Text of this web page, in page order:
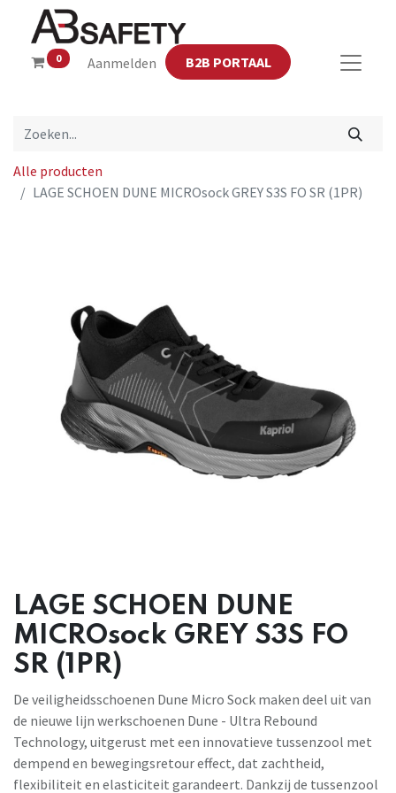
0 Aanmelden B2B PORTAAL
Alle producten
LAGE SCHOEN DUNE MICROsock GREY S3S FO SR (1PR)
LAGE SCHOEN DUNE
MICROsock GREY S3S FO
SR (1PR)
De veiligheidsschoenen Dune Micro Sock maken deel uit van
de nieuwe lijn werkschoenen Dune - Ultra Rebound
Technology, uitgerust met een innovatieve tussenzool met
dempend en bewegingsretour effect, dat zachtheid,
flexibiliteit en elasticiteit garandeert. Dankzij de tussenzool